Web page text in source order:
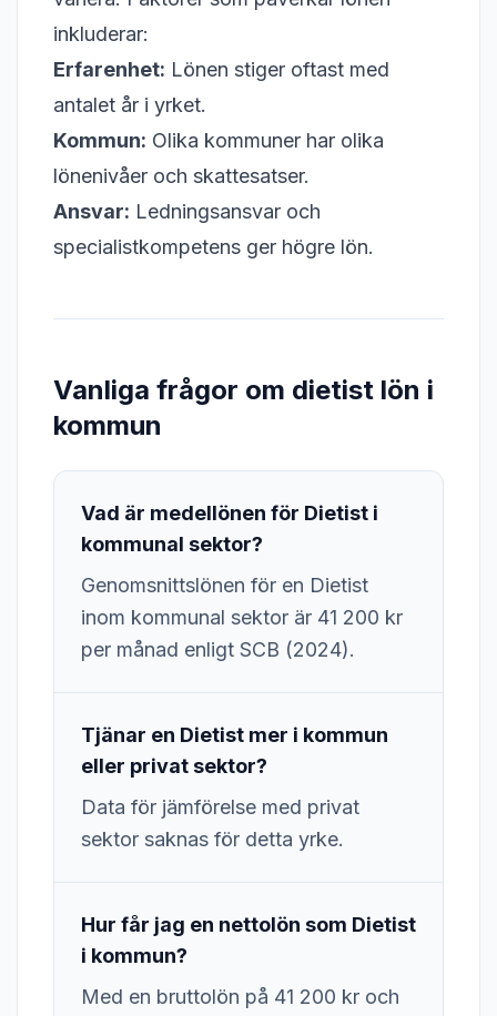
inkluderar:
Erfarenhet: Lönen stiger oftast med
antalet år i yrket.
Kommun: Olika kommuner har olika
lönenivåer och skattesatser.
Ansvar: Ledningsansvar och
specialistkompetens ger högre lön.
Vanliga frågor om dietist lön i
kommun
Vad är medellönen för Dietist i
kommunal sektor?
Genomsnittslönen för en Dietist
inom kommunal sektor är 41 200 kr
per månad enligt SCB (2024).
Tjänar en Dietist mer i kommun
eller privat sektor?
Data för jämförelse med privat
sektor saknas för detta yrke.
Hur får jag en nettolön som Dietist
i kommun?
Med en bruttolön på 41 200 kr och